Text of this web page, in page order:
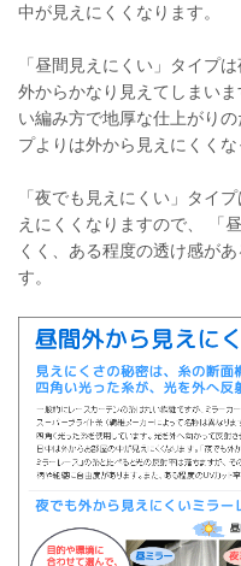
中が見えにくくなります。
「昼間見えにくい」タイプ
外からかなり見えてしまい
い編み方で地厚な仕上がり
プよりは外から見えにくくな
「夜でも見えにくい」タイ
えにくくなりますので、 「
くく、ある程度の透け感が
す。